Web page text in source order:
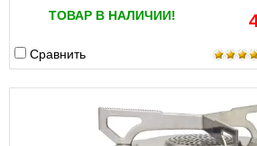
ТОВАР В НАЛИЧИИ!
Сравнить